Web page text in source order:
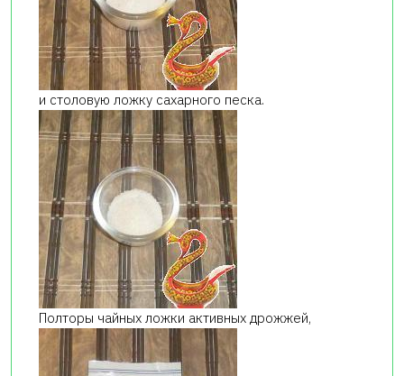
и столовую ложку сахарного песка.
Полторы чайных ложки активных дрожжей,